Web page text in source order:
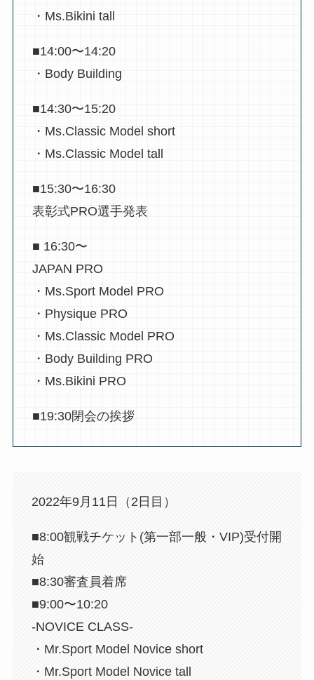
・Ms.Bikini tall
■14:00〜14:20
・Body Building
■14:30〜15:20
・Ms.Classic Model short
・Ms.Classic Model tall
■15:30〜16:30
表彰式PRO選手発表
■ 16:30〜
JAPAN PRO
・Ms.Sport Model PRO
・Physique PRO
・Ms.Classic Model PRO
・Body Building PRO
・Ms.Bikini PRO
■19:30閉会の挨拶
2022年9月11日（2日目）
■8:00観戦チケット(第一部一般・VIP)受付開
始
■8:30審査員着席
■9:00〜10:20
-NOVICE CLASS-
・Mr.Sport Model Novice short
・Mr.Sport Model Novice tall